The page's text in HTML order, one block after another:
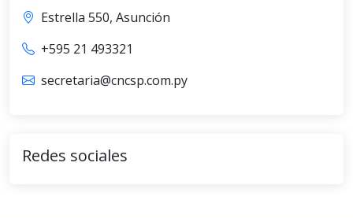
Estrella 550, Asunción
+595 21 493321
secretaria@cncsp.com.py
Redes sociales